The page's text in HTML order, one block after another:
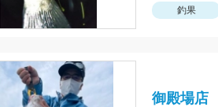
釣果
御殿場店